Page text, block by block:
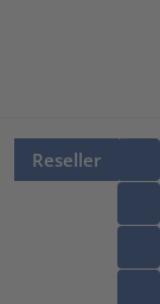
Reseller